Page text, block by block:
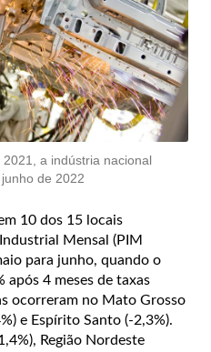
a indústria nacional
de 2022
10 dos 15 locais
Mensal (PIM
para junho, quando o
após 4 meses de taxas
ocorreram no Mato Grosso
e Espírito Santo (-2,3%).
Região Nordeste